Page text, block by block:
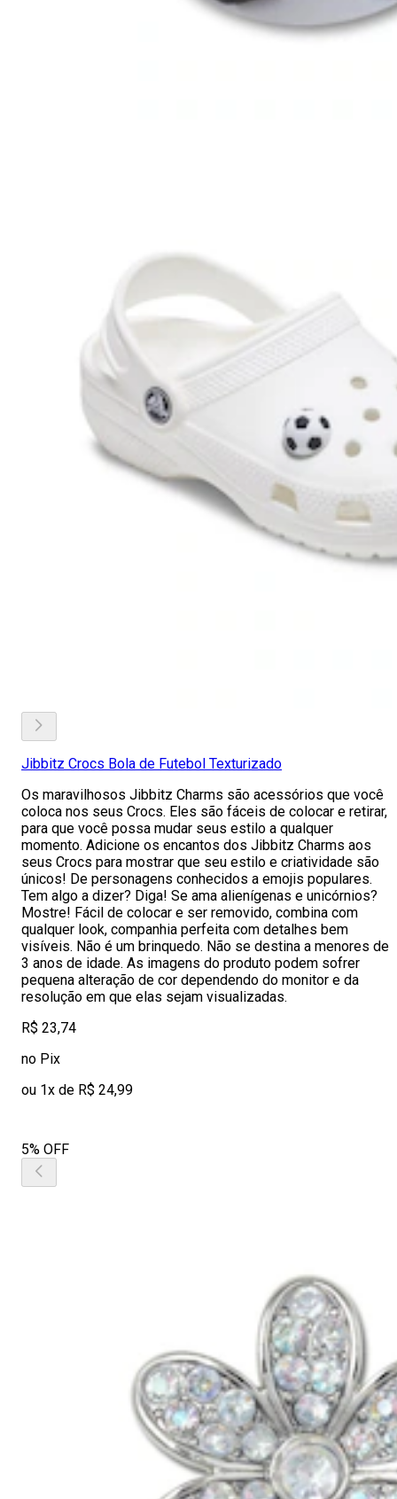
Jibbitz Crocs Bola de Futebol Texturizado
Os maravilhosos Jibbitz Charms são acessórios que você
coloca nos seus Crocs. Eles são fáceis de colocar e retirar,
para que você possa mudar seus estilo a qualquer
momento. Adicione os encantos dos Jibbitz Charms aos
seus Crocs para mostrar que seu estilo e criatividade são
únicos! De personagens conhecidos a emojis populares.
Tem algo a dizer? Diga! Se ama alienígenas e unicórnios?
Mostre! Fácil de colocar e ser removido, combina com
qualquer look, companhia perfeita com detalhes bem
visíveis. Não é um brinquedo. Não se destina a menores de
3 anos de idade. As imagens do produto podem sofrer
pequena alteração de cor dependendo do monitor e da
resolução em que elas sejam visualizadas.
R$ 23,74
no Pix
ou 1x de R$ 24,99
5% OFF